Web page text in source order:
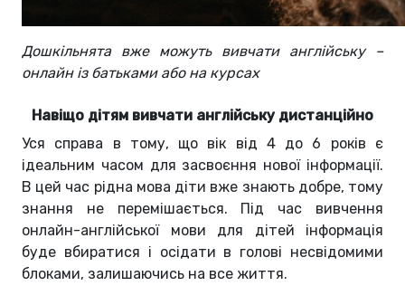
Дошкільнята вже можуть вивчати англійську –
онлайн із батьками або на курсах
Навіщо дітям вивчати англійську дистанційно
Уся справа в тому, що вік від 4 до 6 років є
ідеальним часом для засвоєння нової інформації.
В цей час рідна мова діти вже знають добре, тому
знання не перемішається. Під час вивчення
онлайн-англійської мови для дітей інформація
буде вбиратися і осідати в голові несвідомими
блоками, залишаючись на все життя.